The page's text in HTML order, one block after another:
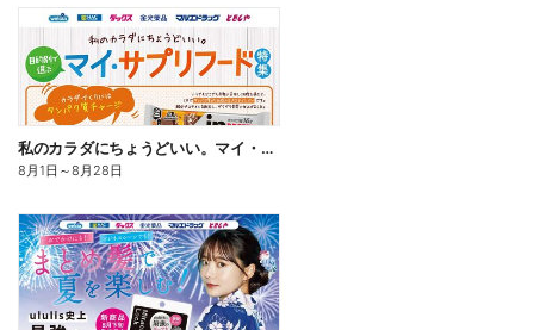
私のカラダにちょうどいい。マイ・サプリフード
8月1日 ～8月28日